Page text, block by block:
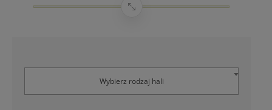
Wybierz rodzaj hali